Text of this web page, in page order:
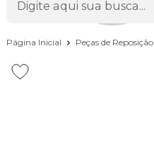
Página Inicial Peças de Reposição